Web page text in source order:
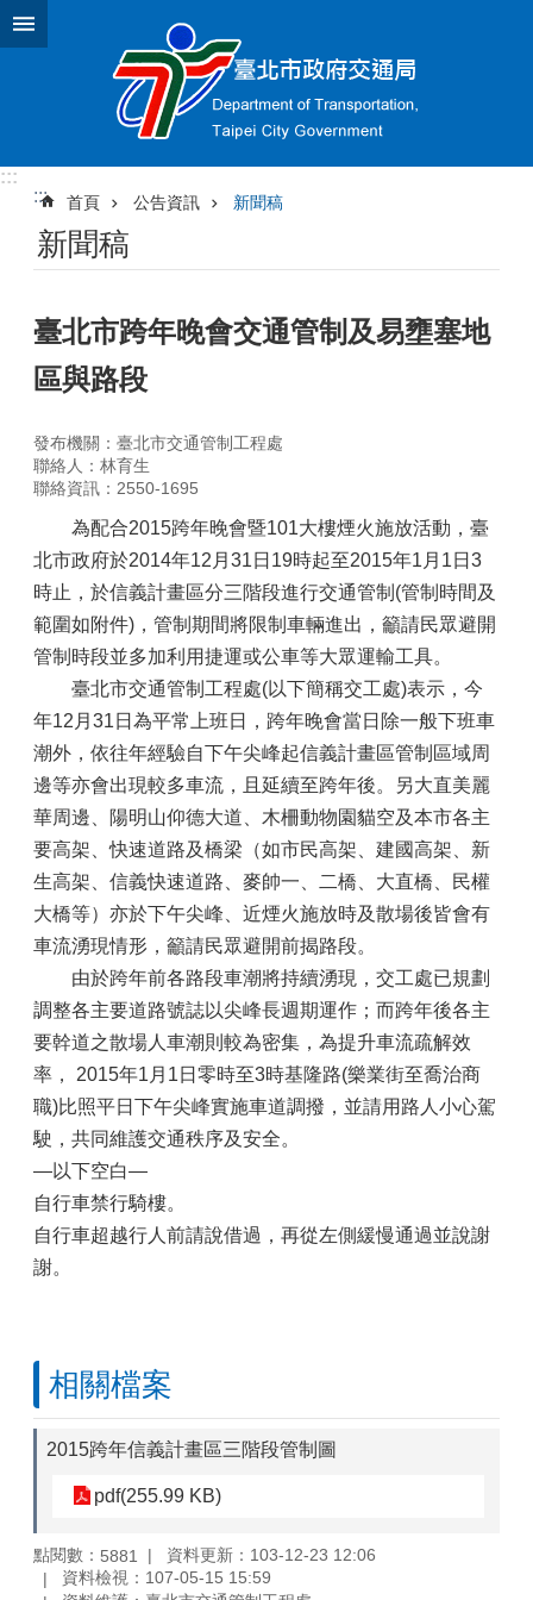
跳到主要內容區塊
:::
:::
首頁 公告資訊 新聞稿
新聞稿
臺北市跨年晚會交通管制及易壅塞地
區與路段
發布機關：臺北市交通管制工程處
聯絡人：林育生
聯絡資訊：2550-1695
為配合2015跨年晚會暨101大樓煙火施放活動，臺
北市政府於2014年12月31日19時起至2015年1月1日3
時止，於信義計畫區分三階段進行交通管制(管制時間及
範圍如附件)，管制期間將限制車輛進出，籲請民眾避開
管制時段並多加利用捷運或公車等大眾運輸工具。
臺北市交通管制工程處(以下簡稱交工處)表示，今
年12月31日為平常上班日，跨年晚會當日除一般下班車
潮外，依往年經驗自下午尖峰起信義計畫區管制區域周
邊等亦會出現較多車流，且延續至跨年後。另大直美麗
華周邊、陽明山仰德大道、木柵動物園貓空及本市各主
要高架、快速道路及橋梁（如市民高架、建國高架、新
生高架、信義快速道路、麥帥一、二橋、大直橋、民權
大橋等）亦於下午尖峰、近煙火施放時及散場後皆會有
車流湧現情形，籲請民眾避開前揭路段。
由於跨年前各路段車潮將持續湧現，交工處已規劃
調整各主要道路號誌以尖峰長週期運作；而跨年後各主
要幹道之散場人車潮則較為密集，為提升車流疏解效
率， 2015年1月1日零時至3時基隆路(樂業街至喬治商
職)比照平日下午尖峰實施車道調撥，並請用路人小心駕
駛，共同維護交通秩序及安全。
—以下空白—
自行車禁行騎樓。
自行車超越行人前請說借過，再從左側緩慢通過並說謝
謝。
相關檔案
2015跨年信義計畫區三階段管制圖
pdf(255.99 KB)
點閱數： 5881
資料更新：103-12-23 12:06
資料檢視：107-05-15 15:59